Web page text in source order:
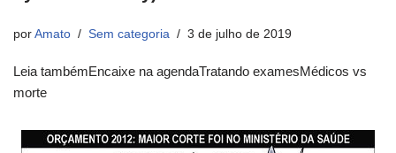
por Amato Sem categoria 3 de julho de 2019
Leia tambémEncaixe na agendaTratando examesMédicos vs
morte